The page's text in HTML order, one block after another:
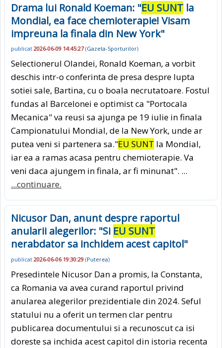
Drama lui Ronald Koeman: "EU SUNT la
Mondial, ea face chemioterapie! Visam
impreuna la finala din New York"
publicat 2026-06-09 14:45:27(Gazeta-Sporturilor)
Selectionerul Olandei, Ronald Koeman, a vorbit
deschis intr-o conferinta de presa despre lupta
sotiei sale, Bartina, cu o boala necrutatoare. Fostul
fundas al Barcelonei e optimist ca "Portocala
Mecanica" va reusi sa ajunga pe 19 iulie in finala
Campionatului Mondial, de la New York, unde ar
putea veni si partenera sa."EU SUNT la Mondial,
iar ea a ramas acasa pentru chemioterapie. Va
veni daca ajungem in finala, ar fi minunat". ...
...continuare.
Nicusor Dan, anunt despre raportul
anularii alegerilor: "Si EU SUNT
nerabdator sa inchidem acest capitol"
publicat 2026-06-06 19:30:29 (Puterea)
Presedintele Nicusor Dan a promis, la Constanta,
ca Romania va avea curand raportul privind
anularea alegerilor prezidentiale din 2024. Seful
statului nu a oferit un termen clar pentru
publicarea documentului si a recunoscut ca isi
doreste sa inchida acest capitol din istoria recenta